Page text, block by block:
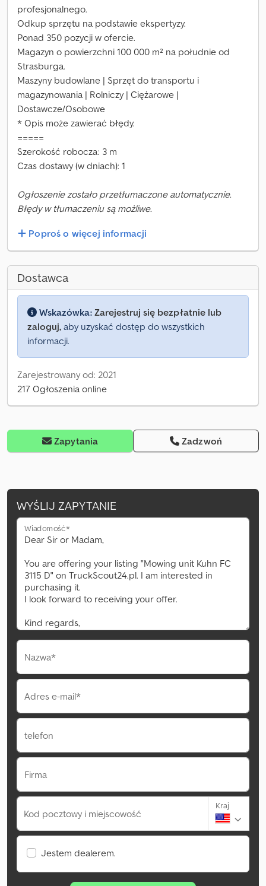
profesjonalnego.
Odkup sprzętu na podstawie ekspertyzy.
Ponad 350 pozycji w ofercie.
Magazyn o powierzchni 100 000 m² na południe od
Strasburga.
Maszyny budowlane | Sprzęt do transportu i
magazynowania | Rolniczy | Ciężarowe |
Dostawcze/Osobowe
* Opis może zawierać błędy.
=====
Szerokość robocza: 3 m
Czas dostawy (w dniach): 1
Ogłoszenie zostało przetłumaczone automatycznie.
Błędy w tłumaczeniu są możliwe.
Poproś o więcej informacji
Dostawca
Wskazówka: Zarejestruj się bezpłatnie lub
zaloguj, aby uzyskać dostęp do wszystkich
informacji.
Zarejestrowany od: 2021
217 Ogłoszenia online
Zapytania Zadzwoń
WYŚLIJ ZAPYTANIE
Wiadomość*
Nazwa*
Adres e-mail*
telefon
Firma
Kod pocztowy i miejscowość
Kraj
Jestem dealerem.